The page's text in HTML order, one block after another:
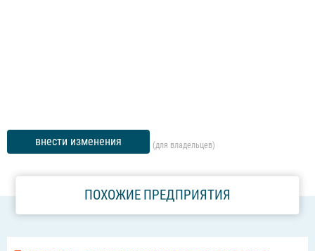
внести изменения (для владельцев)
ПОХОЖИЕ ПРЕДПРИЯТИЯ